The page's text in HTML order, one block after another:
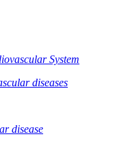
System
diseases
disease